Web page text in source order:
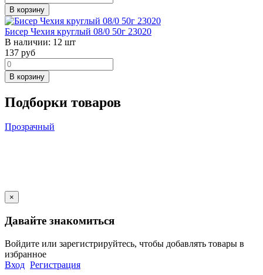
В корзину
Бисер Чехия круглый 08/0 50г 23020
В наличии: 12 шт
137 руб
В корзину
Подборки товаров
Прозрачный
×
Давайте знакомиться
Войдите или зарегистрируйтесь, чтобы добавлять товары в
избранное
Вход Регистрация